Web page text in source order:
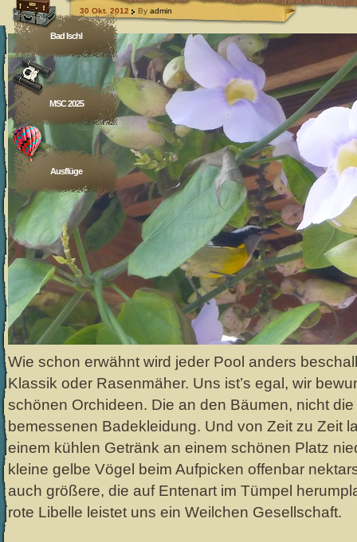
Bad Ischl
MSC 2025
Ausflüge
30 Okt. 2012 By admin
Wie schon erwähnt wird jeder Pool anders
Klassik oder Rasenmäher. Uns ist’s egal, wir
schönen Orchideen. Die an den Bäumen, nicht
bemessenen Badekleidung. Und von Zeit zu Zeit
einem kühlen Getränk an einem schönen Platz
kleine gelbe Vögel beim Aufpicken offenbar
auch größere, die auf Entenart im Tümpel
rote Libelle leistet uns ein Weilchen Gesellschaft.